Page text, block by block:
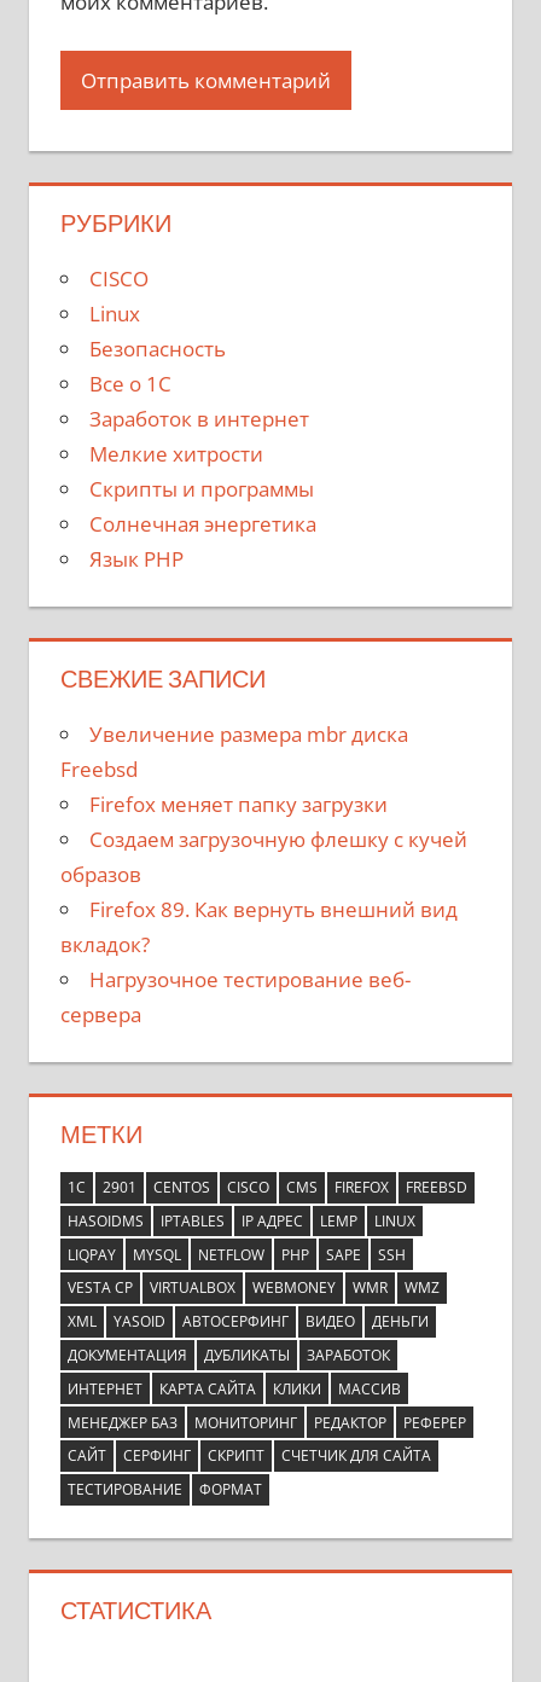
РУБРИКИ
CISCO
Linux
Безопасность
Все о 1С
Заработок в интернет
Мелкие хитрости
Скрипты и программы
Солнечная энергетика
Язык PHP
СВЕЖИЕ ЗАПИСИ
Увеличение размера mbr диска
Freebsd
Firefox меняет папку загрузки
Создаем загрузочную флешку с кучей
образов
Firefox 89. Как вернуть внешний вид
вкладок?
Нагрузочное тестирование веб-
сервера
МЕТКИ
1С 2901 CENTOS CISCO CMS FIREFOX
FREEBSD
HASOIDMS
IPTABLES IP АДРЕС LEMP
LINUX
LIQPAY
MYSQL NETFLOW PHP SAPE
SSH
VESTA CP
VIRTUALBOX WEBMONEY WMR
WMZ
XML
YASOID АВТОСЕРФИНГ ВИДЕО
ДЕНЬГИ
ДОКУМЕНТАЦИЯ
ДУБЛИКАТЫ
ЗАРАБОТОК
ИНТЕРНЕТ
КАРТА САЙТА КЛИКИ
МАССИВ
МЕНЕДЖЕР БАЗ
МОНИТОРИНГ РЕДАКТОР
РЕФЕРЕР
САЙТ
СЕРФИНГ СКРИПТ
СЧЕТЧИК ДЛЯ САЙТА
ТЕСТИРОВАНИЕ
ФОРМАТ
СТАТИСТИКА